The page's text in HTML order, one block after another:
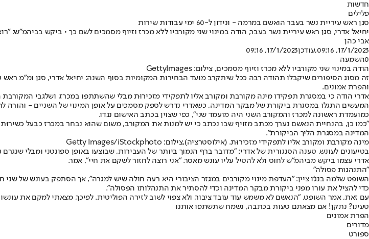
חדשות
פלילים
סגן ראש עיריית נשר בעבר הואשם במרמה - ונידון ל-60 ימי עבודות שירות
יחיאל אדרי, סגן ראש עיריית נשר בעבר, הודה במינוי שני מקורביו ללא מכרז וזיוף מסמכים לשם כך • ביקש בביהמ"ש: "רוצה לשקם את חיי" • גזר הדין: 60 ימי עבודות
אבי כהן
17/1/2023, 09:16
,עודכן17/1/2023, 09:16
0השמעה
הודה במינוי שני מקורביו ללא מכרז וזיוף מסמכים, צילום: GettyImages
זה מסוג הסיפורים שיקבלו תהודה רבה ככל שיתקרב מועד הבחירות המקומיות בסוף השנה
והפרת אמונים.
אדרי הודה כי במסגרת תפקידו מינה מקורבת ומקורב אליו לתפקידי מזכירוּת מבלי שהשתתפו במכרז, ושלגבי
המעשים התגלו במסגרת ביקורת של מבקר המדינה, כשאדרי נדרש לספק מסמכים על אופן המינוי של השניים - והורה
כמועמדת ראשונה למכרז והמקורב השני היה מועמד שני", כפי שצוין בכתב האישום נגדו.
"כמו כן, בהנחיית הנאשם נערך מכתב מזויף שבו נכתב כי יש למנות את המקורב, משום שהוא נבחר במכרז כבעל
המדינה במסגרת הליך הביקורת".
מינה מקורבת ומקורב אליו לתפקידי מזכירוּת. (אילוסטרציה),צילום: Getty Images/iStockphoto
בטיעונים לעונש, טענה הסנגורית של אדרי: "מדובר ברף הנמוך ביותר של העבירות, שבוצעו באופן ספונטני ומבלי
אדרי עצמו ביקש מביהמ"ש לחוס ולא להטיל עליו עונש מאסר. "אני רוצה לחזור לשקם את חיי", אמר.
"התנהגות פסולה"
השופט שלמה בנג'ו ציין: "העדפת מינוי מקורבים במגזר הציבורי היא רעה חולה שיש למגרה", אך הסתפק בעונש של
כדי להציל את עורו מפני ביקורת מבקר המדינה וכדי להסתיר את התנהלותו הפסולה".
עם זאת, אמר השופט, "הנאשם לא משמש עוד עובד ציבור, ולא צפוי לשוב לזירה הפוליטית. לפיכך, מצאתי למקם את
טעינו? נתקן! אם מצאתם טעות בכתבה, נשמח שתשתפו אותנו
הפרת אמונים
מדורים
ספורט